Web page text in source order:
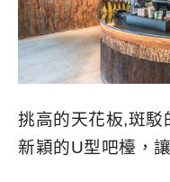
挑高的天花板,斑駁
新穎的U型吧檯，